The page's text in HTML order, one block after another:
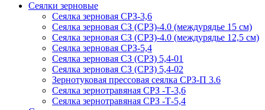
Сеялки зерновые
Сеялка зерновая СРЗ-3,6
Сеялка зерновая СЗ (СРЗ)-4.0 (междурядье 15 см)
Сеялка зерновая СЗ (СРЗ)-4.0 (междурядье 12,5 см)
Сеялка зерновая СРЗ-5,4
Сеялка зерновая СЗ (СРЗ) 5,4-01
Сеялка зерновая СЗ (СРЗ) 5,4-02
Зернотуковая прессовая сеялка СРЗ-П 3.6
Сеялка зернотравяная СРЗ -Т-3,6
Сеялка зернотравяная СРЗ -Т-5,4